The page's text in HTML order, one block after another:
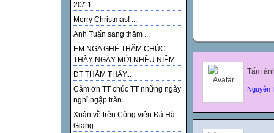
20/11....
Merry Christmas! ...
Anh Tuấn sang thăm ...
EM NGA GHÉ THĂM CHÚC
THẦY NGÀY MỚI NHỀU NIỀM...
ĐT THĂM THẦY...
Cảm ơn TT chúc TT những ngày
nghỉ ngập tràn...
Xuân về trên Công viên Đá Hà
Giang...
Tấm
Nguyễn